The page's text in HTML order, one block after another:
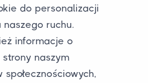
dumnym
PEC Zwolle!
to oznacza?
blogu.
do personalizacji
ruchu.
informacje o
naszym